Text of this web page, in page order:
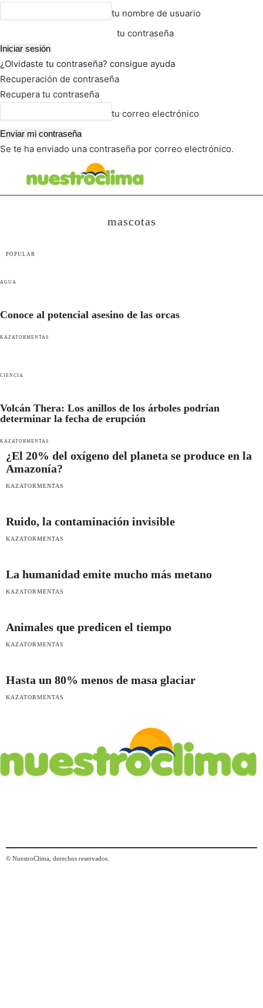
tu nombre de usuario
tu contraseña
¿Olvidaste tu contraseña? consigue ayuda
Recuperación de contraseña
Recupera tu contraseña
tu correo electrónico
Se te ha enviado una contraseña por correo electrónico.
mascotas
POPULAR
AGUA
Conoce al potencial asesino de las orcas
KAZATORMENTAS
CIENCIA
Volcán Thera: Los anillos de los árboles podrían
determinar la fecha de erupción
KAZATORMENTAS
¿El 20% del oxígeno del planeta se produce en la
Amazonía?
KAZATORMENTAS
Ruido, la contaminación invisible
KAZATORMENTAS
La humanidad emite mucho más metano
KAZATORMENTAS
Animales que predicen el tiempo
KAZATORMENTAS
Hasta un 80% menos de masa glaciar
KAZATORMENTAS
© NuestroClima, derechos reservados.